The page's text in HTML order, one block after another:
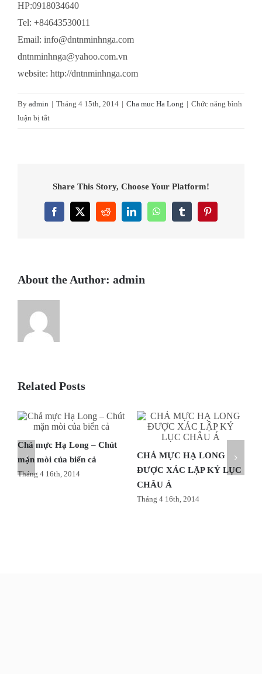
HP:0918034640
Tel: +84643530011
Email: info@dntnminhnga.com
dntnminhnga@yahoo.com.vn
website: http://dntnminhnga.com
By admin | Tháng 4 15th, 2014 | Cha muc Ha Long | Chức năng bình
luận bị tắtở
HẠ
LONG
VŨNG
Share This Story, Choose Your Platform!
Facebook
X RedditLinkedInWhatsAppTumblrPinterest
About the Author: admin
Related Posts
Chả mực Hạ Long – Chút
mặn mòi của biển cả
Tháng 4 16th, 2014
CHẢ MỰC HẠ LONG
ĐƯỢC XÁC LẬP KỶ LỤC
CHÂU Á
Tháng 4 16th, 2014